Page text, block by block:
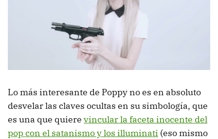
Lo más interesante de Poppy no es en absoluto
desvelar las claves ocultas en su simbología, que
es una que quiere vincular la faceta inocente del
pop con el satanismo y los illuminati (eso mismo